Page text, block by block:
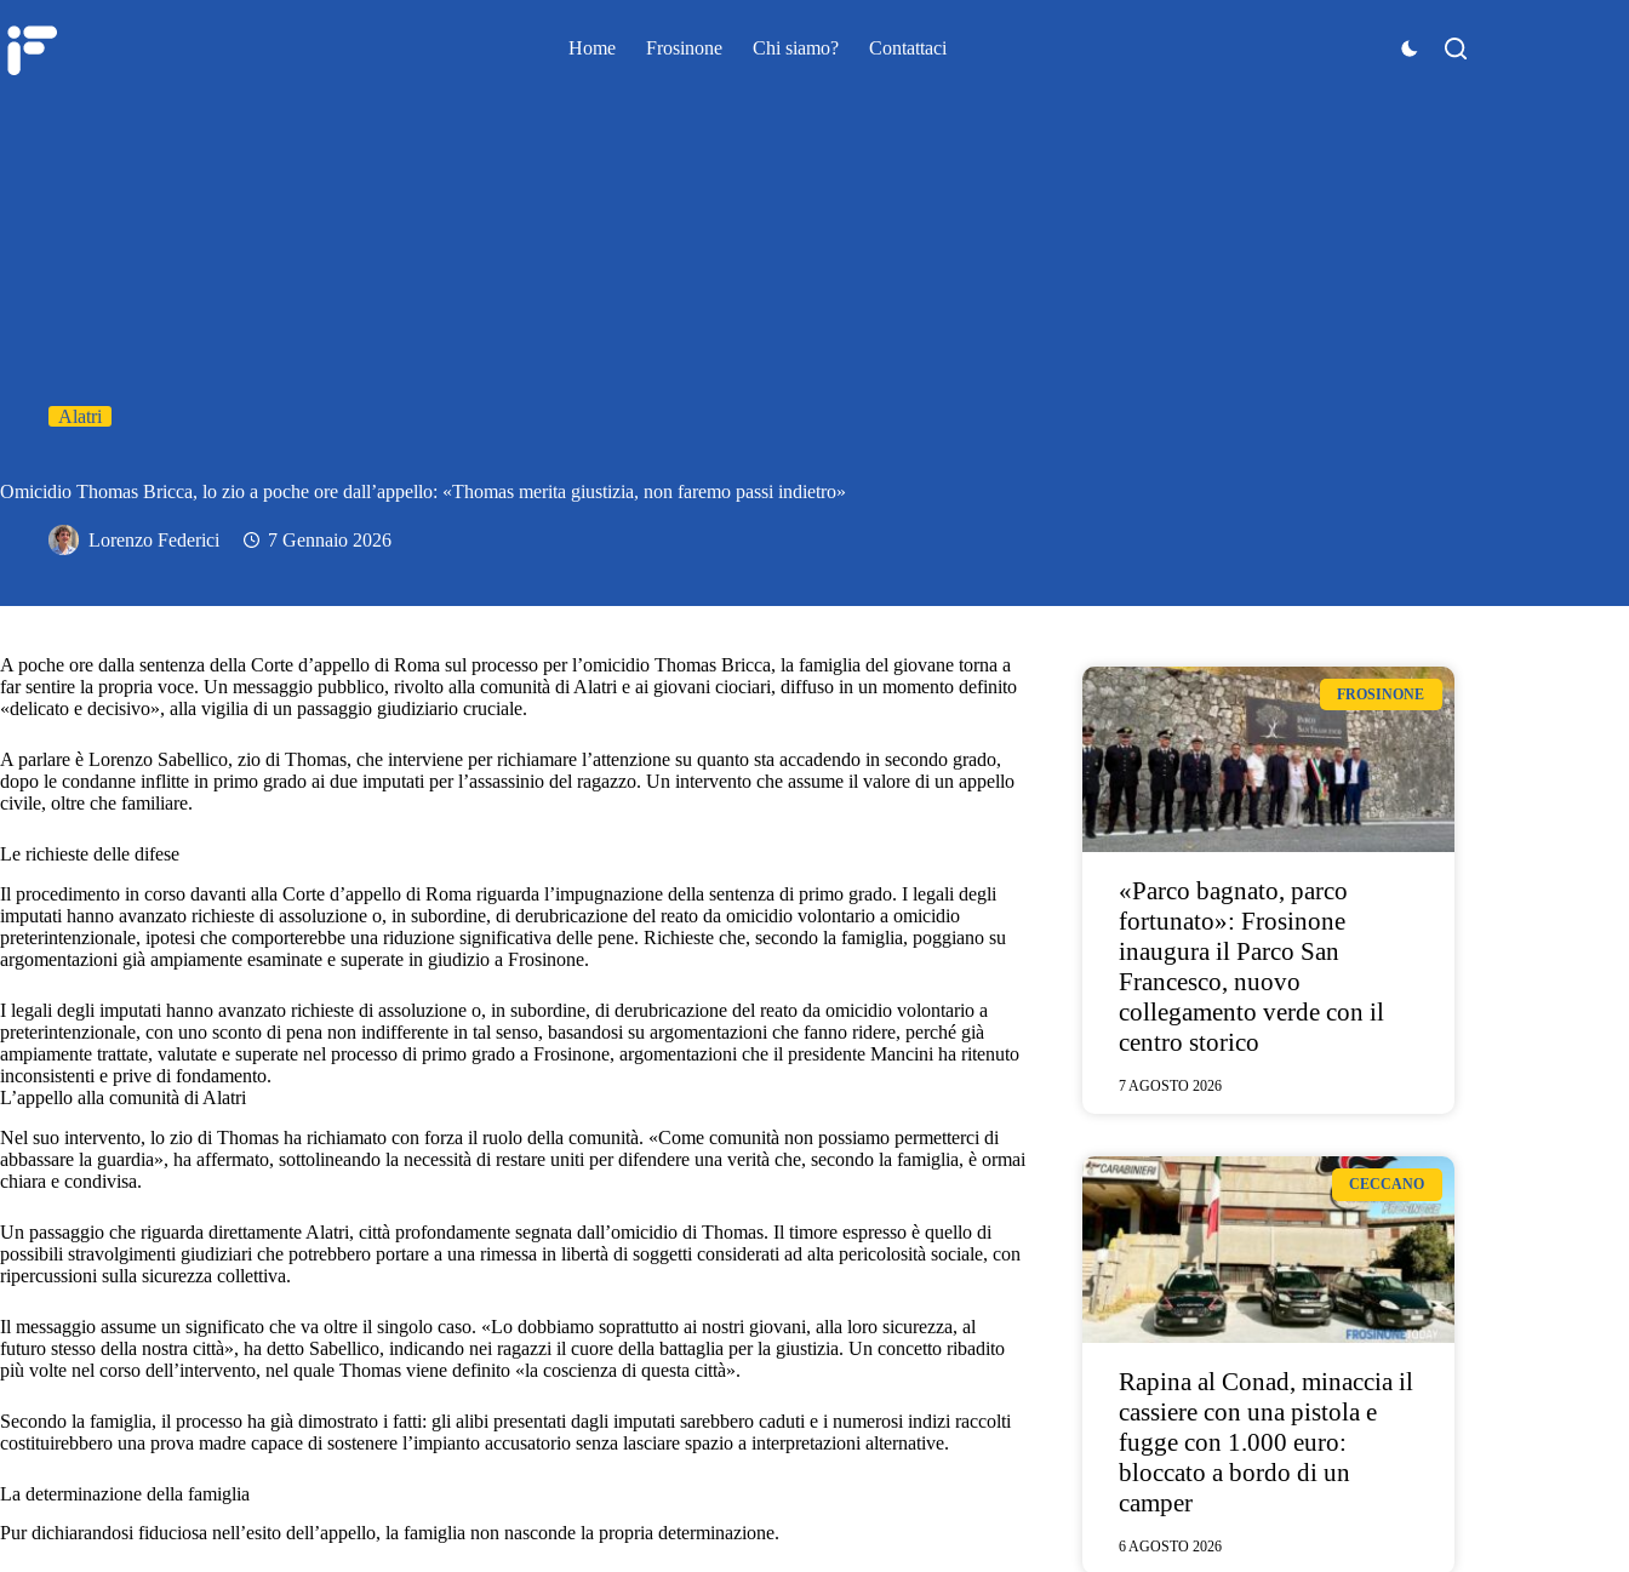
Home Frosinone Chi siamo? Contattaci
Alatri
Omicidio Thomas Bricca, lo zio a poche ore dall’appello: «Thomas merita giustizia, non faremo passi indietro»
Lorenzo Federici 7 Gennaio 2026
A poche ore dalla sentenza della Corte d’appello di Roma sul processo per l’omicidio Thomas Bricca, la famiglia del giovane torna a
far sentire la propria voce. Un messaggio pubblico, rivolto alla comunità di Alatri e ai giovani ciociari, diffuso in un momento definito
«delicato e decisivo», alla vigilia di un passaggio giudiziario cruciale.
A parlare è Lorenzo Sabellico, zio di Thomas, che interviene per richiamare l’attenzione su quanto sta accadendo in secondo grado,
dopo le condanne inflitte in primo grado ai due imputati per l’assassinio del ragazzo. Un intervento che assume il valore di un appello
civile, oltre che familiare.
Le richieste delle difese
Il procedimento in corso davanti alla Corte d’appello di Roma riguarda l’impugnazione della sentenza di primo grado. I legali degli
imputati hanno avanzato richieste di assoluzione o, in subordine, di derubricazione del reato da omicidio volontario a omicidio
preterintenzionale, ipotesi che comporterebbe una riduzione significativa delle pene. Richieste che, secondo la famiglia, poggiano su
argomentazioni già ampiamente esaminate e superate in giudizio a Frosinone.
I legali degli imputati hanno avanzato richieste di assoluzione o, in subordine, di derubricazione del reato da omicidio volontario a
preterintenzionale, con uno sconto di pena non indifferente in tal senso, basandosi su argomentazioni che fanno ridere, perché già
ampiamente trattate, valutate e superate nel processo di primo grado a Frosinone, argomentazioni che il presidente Mancini ha ritenuto
inconsistenti e prive di fondamento.
L’appello alla comunità di Alatri
Nel suo intervento, lo zio di Thomas ha richiamato con forza il ruolo della comunità. «Come comunità non possiamo permetterci di
abbassare la guardia», ha affermato, sottolineando la necessità di restare uniti per difendere una verità che, secondo la famiglia, è ormai
chiara e condivisa.
Un passaggio che riguarda direttamente Alatri, città profondamente segnata dall’omicidio di Thomas. Il timore espresso è quello di
possibili stravolgimenti giudiziari che potrebbero portare a una rimessa in libertà di soggetti considerati ad alta pericolosità sociale, con
ripercussioni sulla sicurezza collettiva.
Il messaggio assume un significato che va oltre il singolo caso. «Lo dobbiamo soprattutto ai nostri giovani, alla loro sicurezza, al
futuro stesso della nostra città», ha detto Sabellico, indicando nei ragazzi il cuore della battaglia per la giustizia. Un concetto ribadito
più volte nel corso dell’intervento, nel quale Thomas viene definito «la coscienza di questa città».
Secondo la famiglia, il processo ha già dimostrato i fatti: gli alibi presentati dagli imputati sarebbero caduti e i numerosi indizi raccolti
costituirebbero una prova madre capace di sostenere l’impianto accusatorio senza lasciare spazio a interpretazioni alternative.
La determinazione della famiglia
Pur dichiarandosi fiduciosa nell’esito dell’appello, la famiglia non nasconde la propria determinazione.
FROSINONE
«Parco bagnato, parco
fortunato»: Frosinone
inaugura il Parco San
Francesco, nuovo
collegamento verde con il
centro storico
7 AGOSTO 2026
CECCANO
Rapina al Conad, minaccia il
cassiere con una pistola e
fugge con 1.000 euro:
bloccato a bordo di un
camper
6 AGOSTO 2026